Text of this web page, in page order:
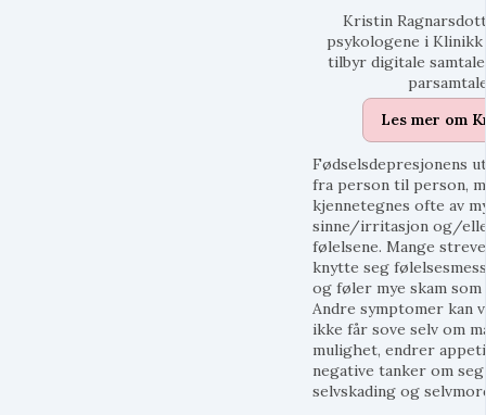
Kristin
psykologene i Klinikk
tilbyr digitale
Les mer om
Fødselsdepresjonens
fra person til person,
kjennetegnes ofte av
sinne/irritasjon og/
følelsene. Mange
knytte seg
og føler mye skam
Andre symptomer kan
ikke får sove selv om
mulighet, endrer
negative tanker om seg
selvskading og